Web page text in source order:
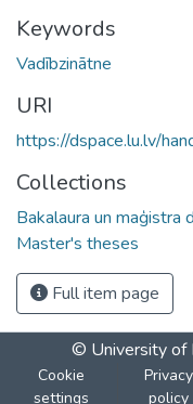
Keywords
Vadībzinātne
URI
https://dspace.lu.lv/
Collections
Bakalaura un maģistra
Master's theses
Full item page
© University of
Cookie
settings
Privacy
policy